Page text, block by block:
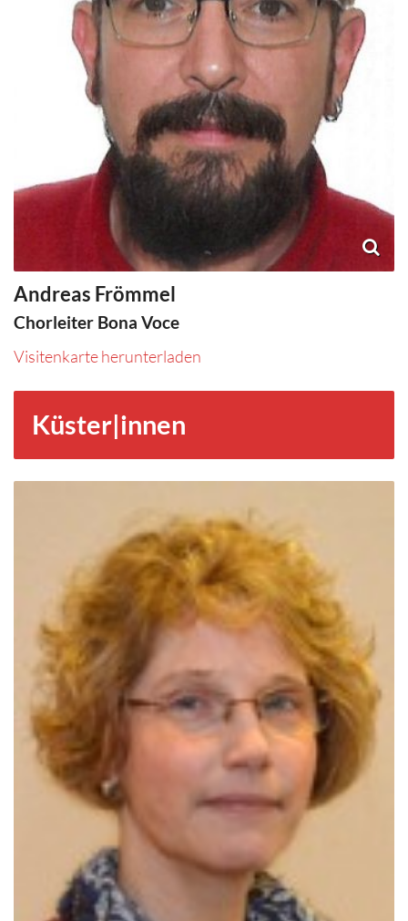
Andreas Frömmel
Chorleiter Bona Voce
Visitenkarte herunterladen
Küster|innen